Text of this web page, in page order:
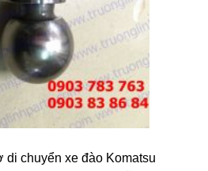
di chuyển xe đào Komatsu